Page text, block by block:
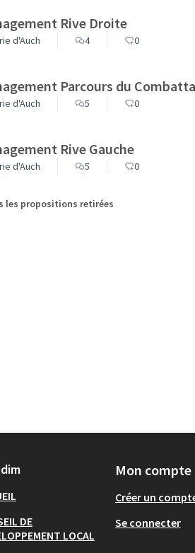
Rive Droite
d'Auch 4 0
Parcours du
d'Auch 5 0
Rive Gauche
d'Auch 5 0
les propositions retirées
DE
LOCAL
Mon compte
Créer un
Se connecter